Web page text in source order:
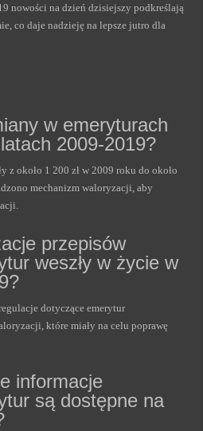
nowości na dzień dzisiejszy podkreślają
co daje nadzieję na lepsze jutro dla
w emeryturach
2009-2019?
z około 1 200 zł w 2009 roku do około
mechanizm waloryzacji, aby
przepisów
weszły w życie w
dotyczące emerytur
które miały na celu poprawę
informacje
są dostępne na